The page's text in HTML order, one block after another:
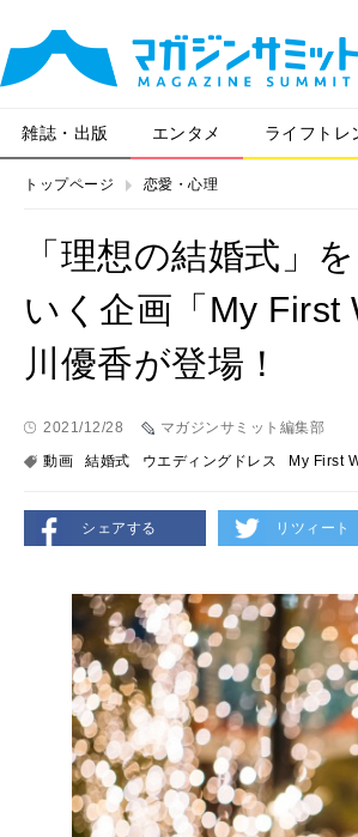
雑誌・出版 エンタメ ライフトレ
トップページ 恋愛・心理
「理想の結婚式」
いく企画「My First
川優香が登場！
2021/12/28
マガジンサミット編集部
動画
結婚式 ウエディングドレス My First
シェアする リツィート